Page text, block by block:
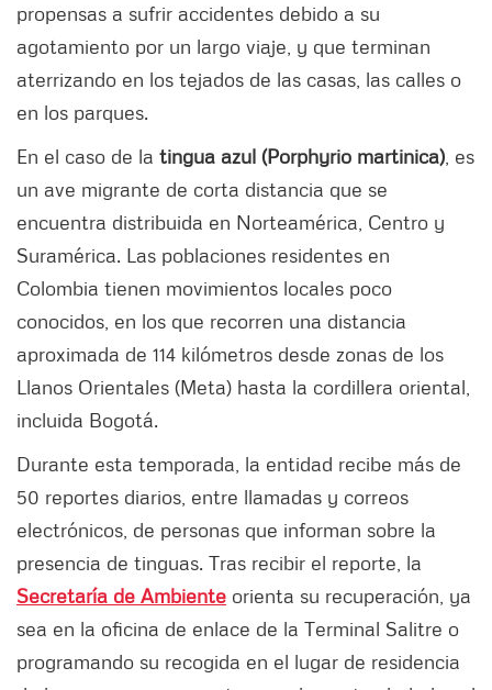
propensas a sufrir accidentes debido a su
agotamiento por un largo viaje, y que terminan
aterrizando en los tejados de las casas, las calles o
en los parques.
En el caso de la tingua azul (Porphyrio martinica) , es
un ave migrante de corta distancia que se
encuentra distribuida en Norteamérica, Centro y
Suramérica. Las poblaciones residentes en
Colombia tienen movimientos locales poco
conocidos, en los que recorren una distancia
aproximada de 114 kilómetros desde zonas de los
Llanos Orientales (Meta) hasta la cordillera oriental,
incluida Bogotá.
Durante esta temporada, la entidad recibe más de
50 reportes diarios, entre llamadas y correos
electrónicos, de personas que informan sobre la
presencia de tinguas. Tras recibir el reporte, la
Secretaría de Ambiente orienta su recuperación, ya
sea en la oficina de enlace de la Terminal Salitre o
programando su recogida en el lugar de residencia